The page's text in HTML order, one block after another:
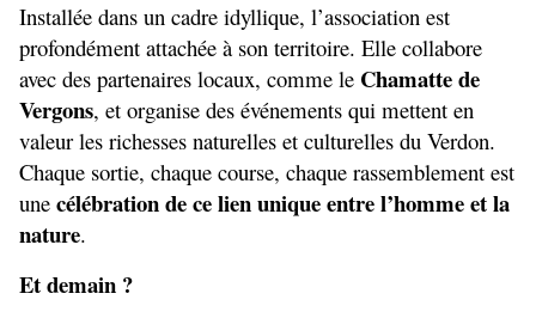
Installée dans un cadre idyllique, l’association est
profondément attachée à son territoire. Elle collabore
avec des partenaires locaux, comme le Chamatte de
Vergons, et organise des événements qui mettent en
valeur les richesses naturelles et culturelles du Verdon.
Chaque sortie, chaque course, chaque rassemblement est
une célébration de ce lien unique entre l’homme et la
nature.
Et demain ?